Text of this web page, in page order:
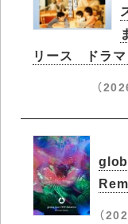
リース ドラマ
（
（